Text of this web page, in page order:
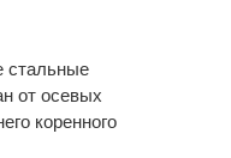
стальные
от осевых
коренного